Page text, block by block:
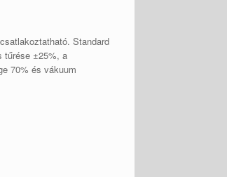
Standard
tűrése ±25%, a
70% és vákuum